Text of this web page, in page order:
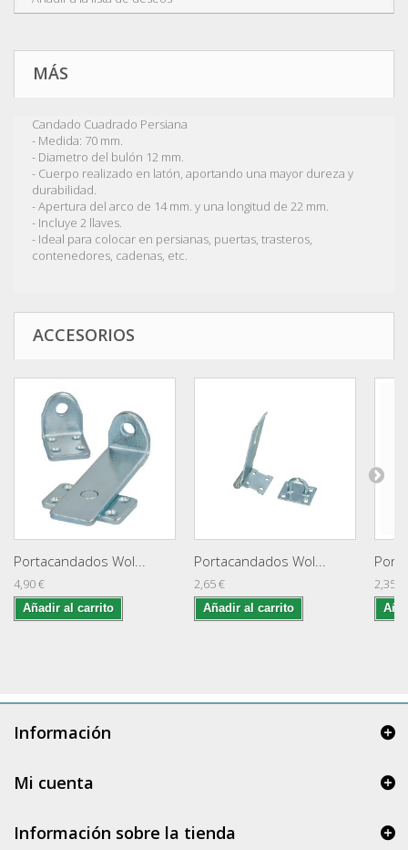
MÁS
Candado Cuadrado Persiana
- Medida: 70 mm.
- Diametro del bulón 12 mm.
- Cuerpo realizado en latón, aportando una mayor dureza y
durabilidad.
- Apertura del arco de 14 mm. y una longitud de 22 mm.
- Incluye 2 llaves.
- Ideal para colocar en persianas, puertas, trasteros,
contenedores, cadenas, etc.
ACCESORIOS
Portacandados Wol...
4,90 €
Añadir al carrito
Portacandados Wol...
2,65 €
Añadir al carrito
2,35 €
Información
Mi cuenta
Información sobre la tienda